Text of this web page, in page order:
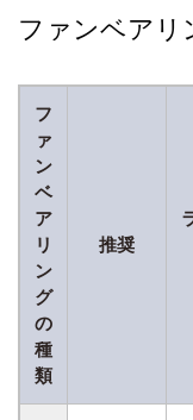
ファンベアリ
フ
ァ
ン
ベ
ア
リ
ン
グ
の
種
類
推奨